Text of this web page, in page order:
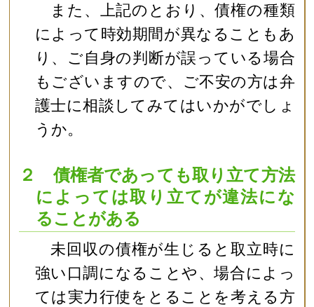
また、上記のとおり、債権の種類
によって時効期間が異なることもあ
り、ご自身の判断が誤っている場合
もございますので、ご不安の方は弁
護士に相談してみてはいかがでしょ
うか。
２ 債権者であっても取り立て方法
によっては取り立てが違法にな
ることがある
未回収の債権が生じると取立時に
強い口調になることや、場合によっ
ては実力行使をとることを考える方